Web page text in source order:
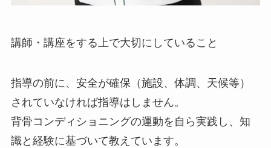
講師・講座をする上で大切にしていること
指導の前に、安全が確保（施設、体調、天候等）
されていなければ指導はしません。
背骨コンディショニングの運動を自ら実践し、知
識と経験に基づいて教えています。